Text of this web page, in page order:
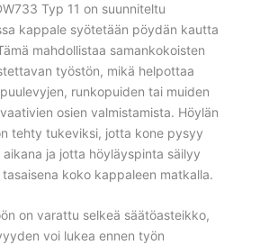
Typ 11 on suunniteltu
kappale syötetään pöydän kautta
mahdollistaa samankokoisten
työstön, mikä helpottaa
runkopuiden tai muiden
osien valmistamista. Höylän
tehty tukeviksi, jotta kone pysyy
ja jotta höyläyspinta säilyy
tasaisena koko kappaleen matkalla.
on varattu selkeä säätöasteikko,
voi lukea ennen työn